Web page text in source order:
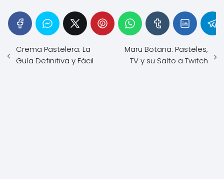
Crema Pastelera: La
Guía Definitiva y Fácil
Maru Botana: Pasteles,
TV y su Salto a Twitch